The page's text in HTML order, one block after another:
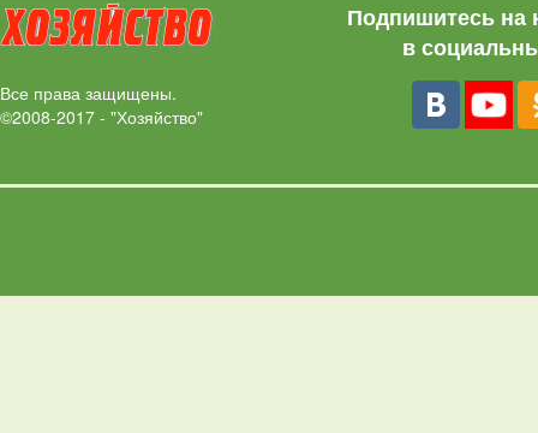
Все права защищены.
©2008-2017 - "Хозяйство"
Подпишитесь на
в